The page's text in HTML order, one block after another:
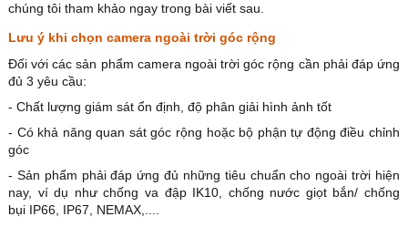
chúng tôi tham khảo ngay trong bài viết sau.
Lưu ý khi chọn camera ngoài trời góc rộng
Đối với các sản phẩm camera ngoài trời góc rộng cần phải đáp ứng
đủ 3 yêu cầu:
- Chất lượng giám sát ổn định, độ phân giải hình ảnh tốt
- Có khả năng quan sát góc rộng hoặc bộ phận tự động điều chỉnh
góc
- Sản phẩm phải đáp ứng đủ những tiêu chuẩn cho ngoài trời hiện
nay, ví dụ như chống va đập IK10, chống nước giọt bắn/ chống
bụi IP66, IP67, NEMAX,....